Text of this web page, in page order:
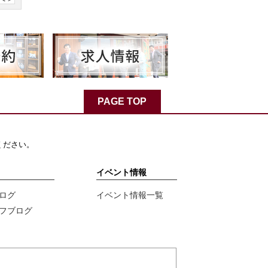
PAGE TOP
さい。
グ
ブログ
イベント情報
イベント情報一覧